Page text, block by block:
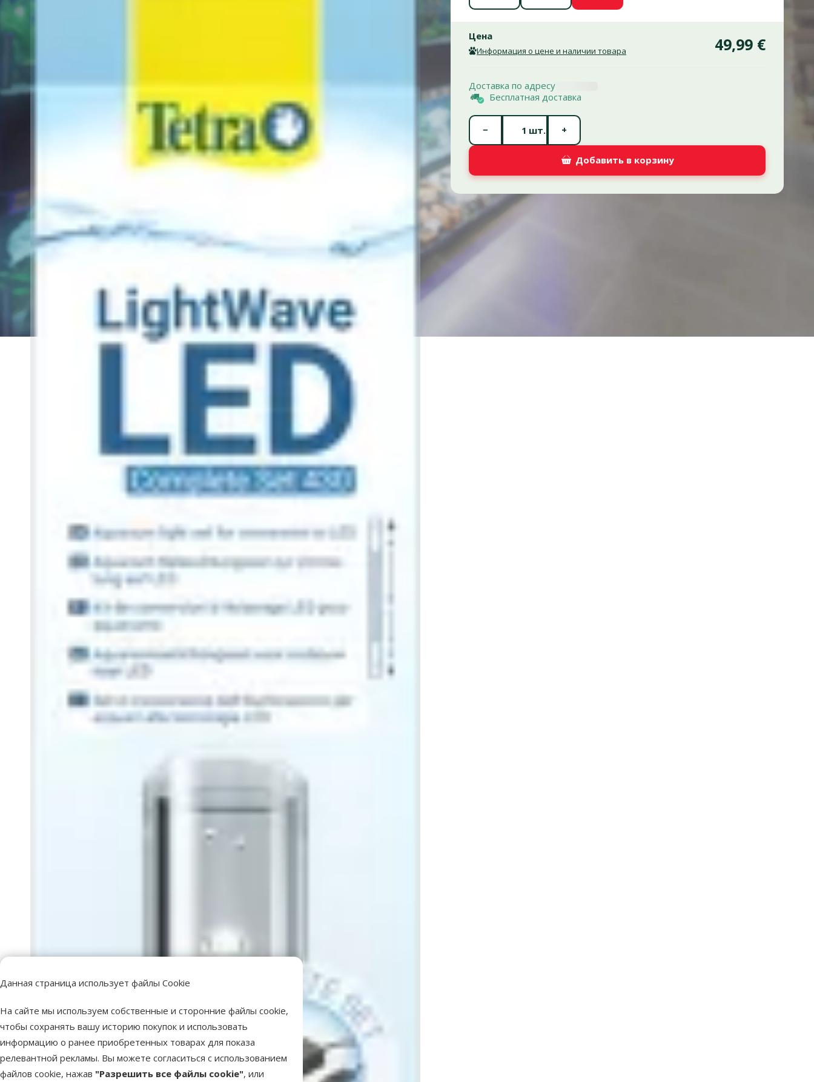
Данная страница использует файлы Cookie
На сайте мы используем собственные и сторонние файлы cookie,
чтобы сохранять вашу историю покупок и использовать
информацию о ранее приобретенных товарах для показа
релевантной рекламы. Вы можете согласиться с использованием
файлов cookie, нажав "Разрешить все файлы cookie", или
Цена
Информация о цене и наличии товара 49,99 €
Доставка по адресу
Бесплатная доставка
шт.
− +
Добавить в корзину